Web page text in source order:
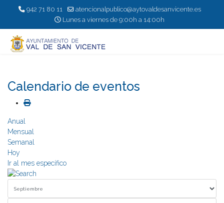
942 71 80 11
atencionalpublico@aytovaldesanvicente.es
Lunes a viernes de 9:00h a 14:00h
Calendario de eventos
Anual
Mensual
Semanal
Hoy
Ir al mes específico